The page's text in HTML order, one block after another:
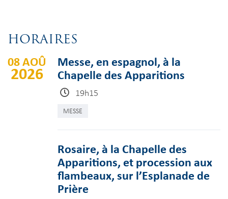
HORAIRES
08 AOÛ
2026
Messe, en espagnol, à la
Chapelle des Apparitions
19h15
MESSE
Rosaire, à la Chapelle des
Apparitions, et procession aux
flambeaux, sur l’Esplanade de
Prière